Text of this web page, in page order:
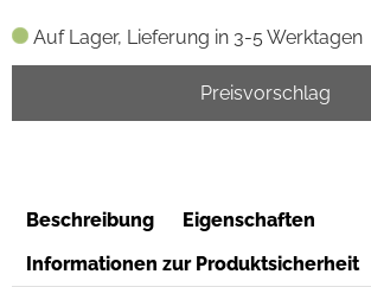
Auf Lager, Lieferung in 3-5 Werktagen
Preisvorschlag
Beschreibung
Eigenschaften
Informationen zur Produktsicherheit